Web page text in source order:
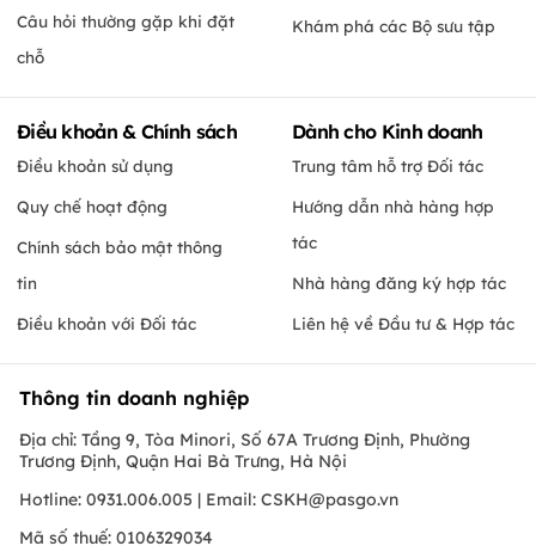
Câu hỏi thường gặp khi đặt
chỗ
Khám phá các Bộ sưu tập
Điều khoản & Chính sách
Điều khoản sử dụng
Quy chế hoạt động
Chính sách bảo mật thông
tin
Điều khoản với Đối tác
Dành cho Kinh doanh
Trung tâm hỗ trợ Đối tác
Hướng dẫn nhà hàng hợp
tác
Nhà hàng đăng ký hợp tác
Liên hệ về Đầu tư & Hợp tác
Thông tin doanh nghiệp
Địa chỉ: Tầng 9, Tòa Minori, Số 67A Trương Định, Phường
Trương Định, Quận Hai Bà Trưng, Hà Nội
Hotline: 0931.006.005 | Email: CSKH@pasgo.vn
Mã số thuế: 0106329034